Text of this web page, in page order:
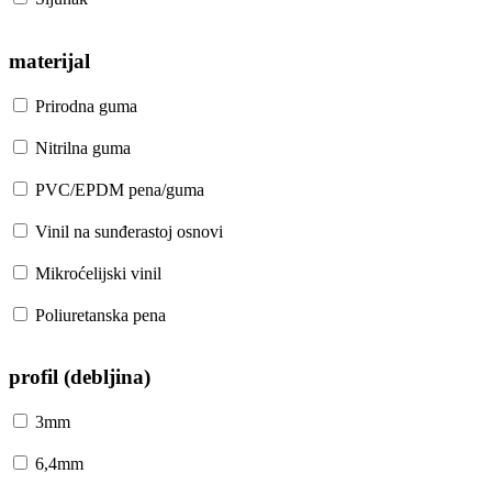
materijal
Prirodna guma
Nitrilna guma
PVC/EPDM pena/guma
Vinil na sunđerastoj osnovi
Mikroćelijski vinil
Poliuretanska pena
profil (debljina)
3mm
6,4mm